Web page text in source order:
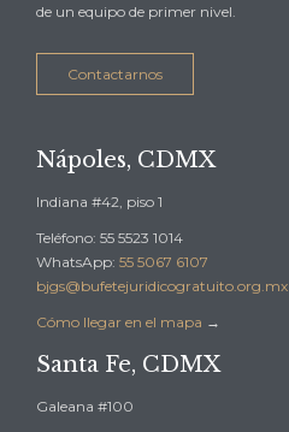
de un equipo de primer nivel.
Contactarnos
Nápoles, CDMX
Indiana #42, piso 1
Teléfono: 55 5523 1014
WhatsApp: 55 5067 6107
bjgs@bufetejuridicogratuito.org.mx
Cómo llegar en el mapa →
Santa Fe, CDMX
Galeana #100